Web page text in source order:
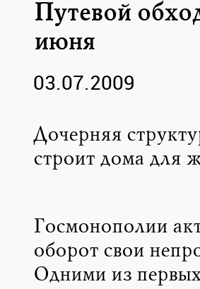
Путевой
июня
03.07.2009
Дочерняя
строит дома для
Госмонополии
оборот свои
Одними из